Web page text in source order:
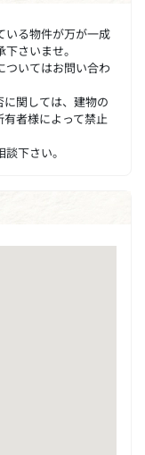
いる物件が万が一成
さいませ。
いてはお問い合わ
関しては、建物の
者様によって禁止
下さい。